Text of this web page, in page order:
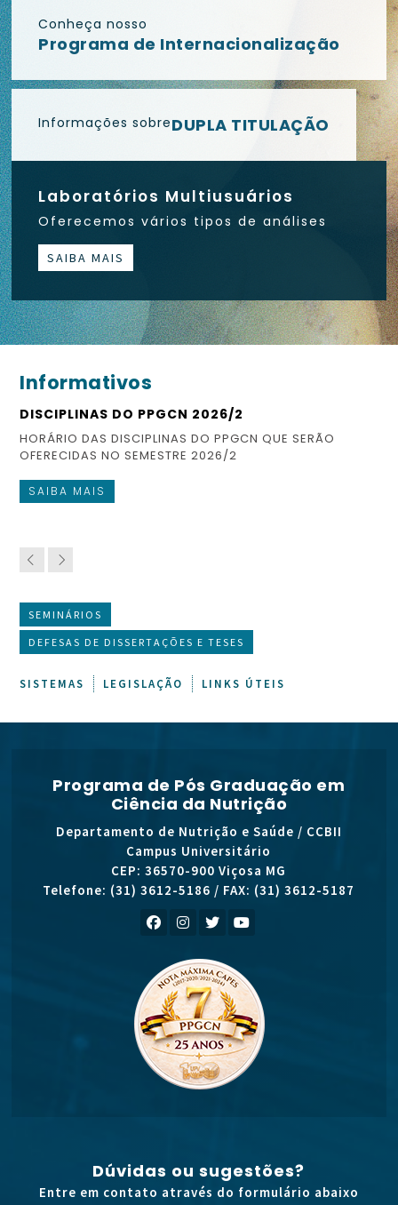
Conheça nosso
Programa de Internacionalização
Informações sobreDUPLA TITULAÇÃO
Laboratórios Multiusuários
Oferecemos vários tipos de análises
SAIBA MAIS
Informativos
DISCIPLINAS DO PPGCN 2026/2
HORÁRIO DAS DISCIPLINAS DO PPGCN QUE SERÃO
OFERECIDAS NO SEMESTRE 2026/2
SAIBA MAIS
SEMINÁRIOS
DEFESAS DE DISSERTAÇÕES E TESES
SISTEMAS LEGISLAÇÃO LINKS ÚTEIS
Programa de Pós Graduação em
Ciência da Nutrição
Departamento de Nutrição e Saúde / CCBII
Campus Universitário
CEP: 36570-900 Viçosa MG
Telefone: (31) 3612-5186 / FAX: (31) 3612-5187
Dúvidas ou sugestões?
Entre em contato através do formulário abaixo